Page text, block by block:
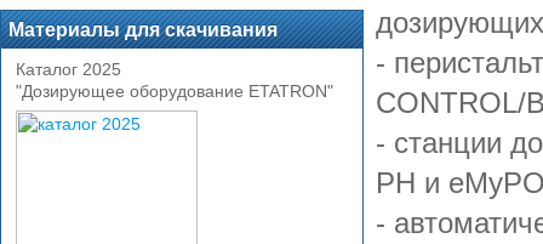
-
CONTROL/
- станции
PH и
-
Материалы для скачивания
Каталог 2025
"Дозирующее оборудование ETATRON"